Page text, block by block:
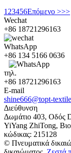
1 23456Επόμενο >>>
Wechat
+86 18721296163
WhatsApp
+86 134 5166 0636
τηλ.
+86 18721296163
E-mail
shine666@topt-
Διεύθυνση
Δωμάτιο 403, Οδός
YiYang ZhiTong,
κώδικας: 215128
© Πνευματικά